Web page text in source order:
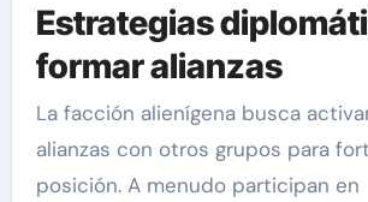
Estrategias
formar alianzas
La facción alienígena busca
alianzas con otros grupos para
posición. A menudo participan en